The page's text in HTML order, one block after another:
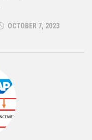
OCTOBER 7, 2023